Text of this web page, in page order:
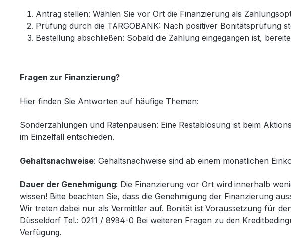
Antrag stellen: Wählen Sie vor Ort die Finanzierung als
Prüfung durch die TARGOBANK: Nach positiver Bonitätsprüfung
Bestellung abschließen: Sobald die Zahlung eingegangen ist,
Fragen zur Finanzierung?
Hier finden Sie Antworten auf häufige Themen:
Sonderzahlungen und Ratenpausen: Eine Restablösung ist beim
im Einzelfall entschieden.
Gehaltsnachweise: Gehaltsnachweise sind ab einem monatlichen
Dauer der Genehmigung: Die Finanzierung vor Ort wird innerhalb
wissen! Bitte beachten Sie, dass die Genehmigung der Finanzierung
Wir treten dabei nur als Vermittler auf. Bonität ist Voraussetzung für
Düsseldorf Tel.: 0211 / 8984-0 Bei weiteren Fragen zu den
Verfügung.